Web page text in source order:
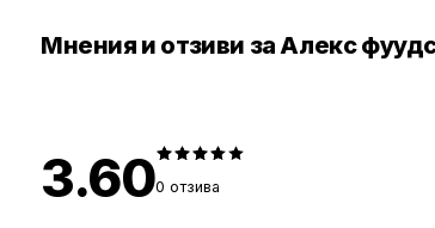
Мнения и отзиви за Алекс
3.600 отзива